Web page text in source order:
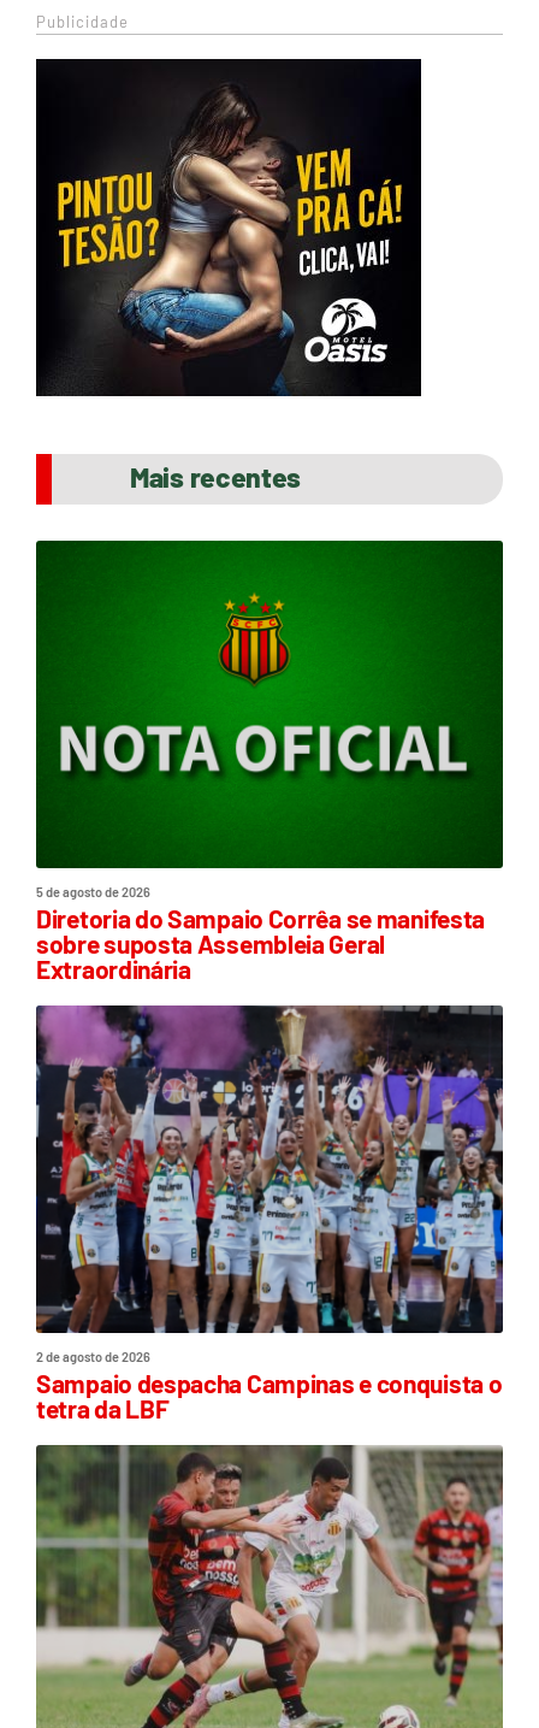
Publicidade
Mais recentes
5 de agosto de 2026
Diretoria do Sampaio Corrêa se manifesta
sobre suposta Assembleia Geral
Extraordinária
2 de agosto de 2026
Sampaio despacha Campinas e conquista o
tetra da LBF